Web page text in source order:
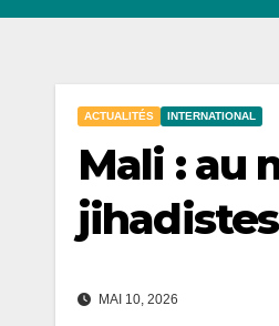
ACTUALITÉS INTERNATIONAL
Mali : au
MAI 10, 2026